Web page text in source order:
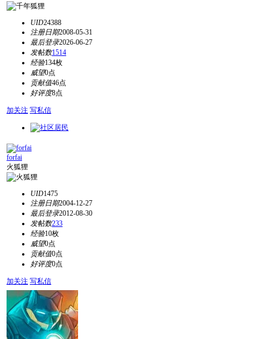
UID24388
注册日期2008-05-31
最后登录2026-06-27
发帖数1514
经验134枚
威望0点
贡献值46点
好评度8点
加关注 写私信
forfai
火狐狸
UID1475
注册日期2004-12-27
最后登录2012-08-30
发帖数233
经验10枚
威望0点
贡献值0点
好评度0点
加关注 写私信